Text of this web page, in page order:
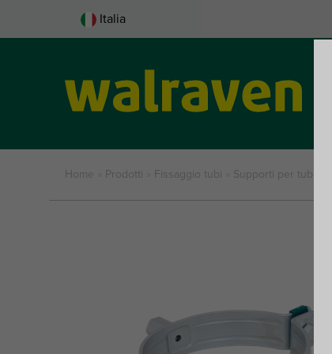
Italia
Home Prodotti Fissaggio tubi Supporti per tubi